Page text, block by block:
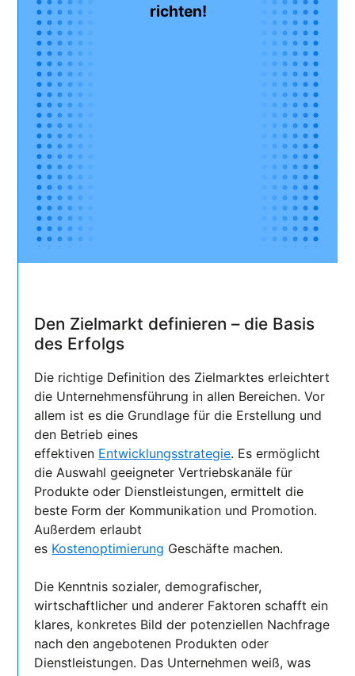
richten!
Den Zielmarkt definieren – die Basis
des Erfolgs
Die richtige Definition des Zielmarktes erleichtert
die Unternehmensführung in allen Bereichen. Vor
allem ist es die Grundlage für die Erstellung und
den Betrieb eines
effektiven Entwicklungsstrategie. Es ermöglicht
die Auswahl geeigneter Vertriebskanäle für
Produkte oder Dienstleistungen, ermittelt die
beste Form der Kommunikation und Promotion.
Außerdem erlaubt
es Kostenoptimierung Geschäfte machen.
Die Kenntnis sozialer, demografischer,
wirtschaftlicher und anderer Faktoren schafft ein
klares, konkretes Bild der potenziellen Nachfrage
nach den angebotenen Produkten oder
Dienstleistungen. Das Unternehmen weiß, was